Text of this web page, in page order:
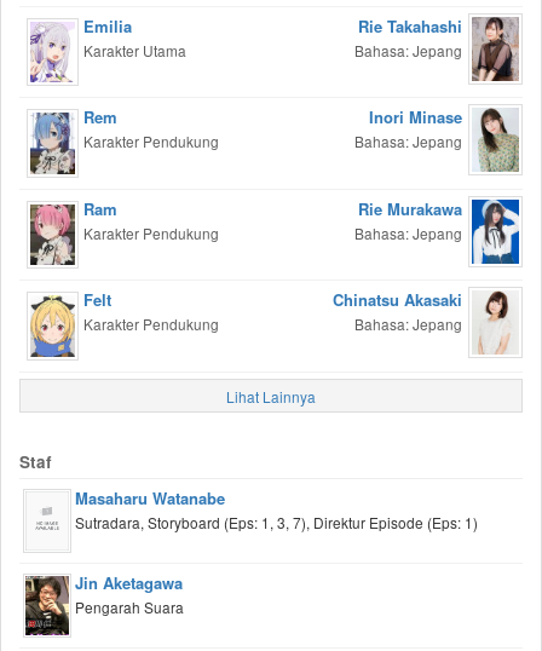
Emilia
Karakter Utama
Rie Takahashi
Bahasa: Jepang
Rem
Karakter Pendukung
Inori Minase
Bahasa: Jepang
Ram
Karakter Pendukung
Rie Murakawa
Bahasa: Jepang
Felt
Karakter Pendukung
Chinatsu Akasaki
Bahasa: Jepang
Lihat Lainnya
Staf
Masaharu Watanabe
Sutradara, Storyboard (Eps: 1, 3, 7), Direktur Episode (Eps: 1)
Jin Aketagawa
Pengarah Suara